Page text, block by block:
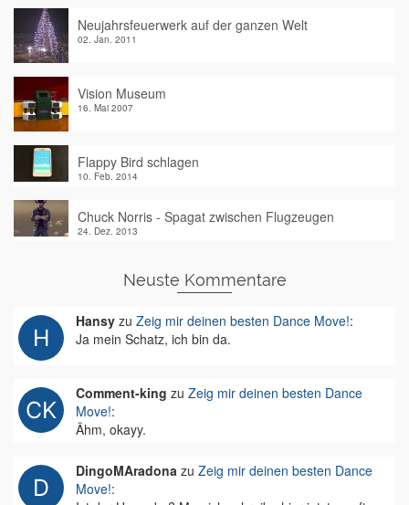
Neujahrsfeuerwerk auf der ganzen Welt
02. Jan. 2011
Vision Museum
16. Mai 2007
Flappy Bird schlagen
10. Feb. 2014
Chuck Norris - Spagat zwischen Flugzeugen
24. Dez. 2013
Neuste Kommentare
Hansy zu Zeig mir deinen besten Dance Move!:
Ja mein Schatz, ich bin da.
Comment-king zu Zeig mir deinen besten Dance
Move!:
Ähm, okayy.
DingoMAradona zu Zeig mir deinen besten Dance
Move!: